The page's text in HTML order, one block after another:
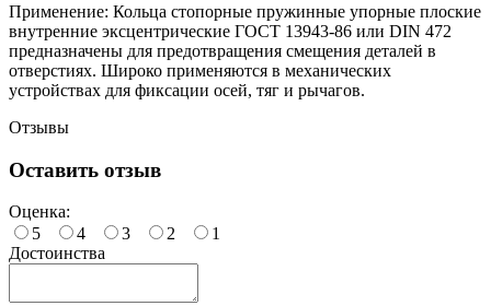
Применение: Кольца стопорные пружинные упорные плоские
внутренние эксцентрические ГОСТ 13943-86 или DIN 472
предназначены для предотвращения смещения деталей в
отверстиях. Широко применяются в механических
устройствах для фиксации осей, тяг и рычагов.
Отзывы
Оставить отзыв
Оценка:
5
4 3 2
1
Достоинства